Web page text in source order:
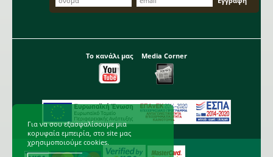
Το κανάλι μας Media Corner
Για να σου εξασφαλίσουμε μια
κορυφαία εμπειρία, στο site μας
χρησιμοποιούμε cookies.